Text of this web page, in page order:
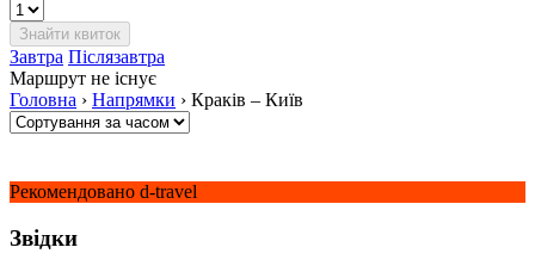
Завтра Післязавтра
Маршрут не існує
Головна › Напрямки › Краків – Київ
Рекомендовано d-travel
Звідки